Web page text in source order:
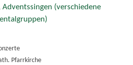
Adventssingen (verschiedene
Pfarrkirche